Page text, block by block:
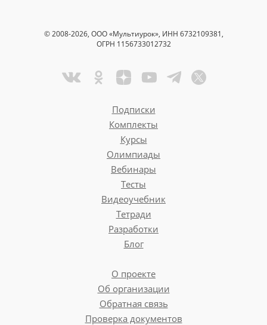
© 2008-2026, ООО «Мультиурок», ИНН 6732109381,
ОГРН 1156733012732
Подписки
Комплекты
Курсы
Олимпиады
Вебинары
Тесты
Видеоучебник
Тетради
Разработки
Блог
О проекте
Об организации
Обратная связь
Проверка документов